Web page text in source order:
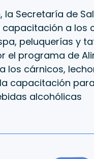
la Secretaría de
capacitación a los
peluquerías y
el programa de
los cárnicos,
capacitación
alcohólicas